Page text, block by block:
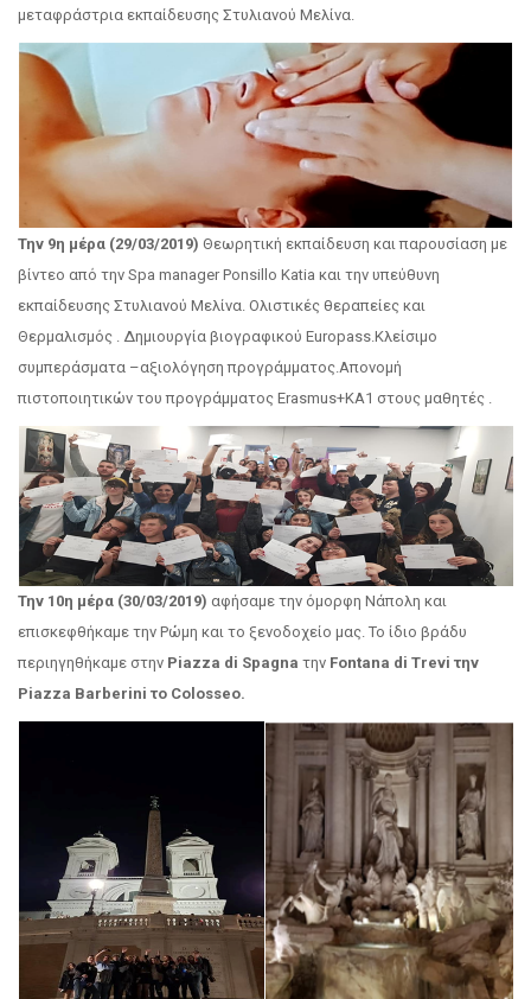
μεταφράστρια εκπαίδευσης Στυλιανού Μελίνα.
Την 9η μέρα (29/03/2019) Θεωρητική εκπαίδευση και παρουσίαση με
βίντεο από την Spa manager Ponsillo Katia και την υπεύθυνη
εκπαίδευσης Στυλιανού Μελίνα. Ολιστικές θεραπείες και
Θερμαλισμός . Δημιουργία βιογραφικού Europass.Κλείσιμο
συμπεράσματα –αξιολόγηση προγράμματος.Απονομή
πιστοποιητικών του προγράμματος Erasmus+KA1 στους μαθητές .
Την 10η μέρα (30/03/2019) αφήσαμε την όμορφη Νάπολη και
επισκεφθήκαμε την Ρώμη και το ξενοδοχείο μας. Το ίδιο βράδυ
περιηγηθήκαμε στην Piazza di Spagna την Fontana di Trevi την
Piazza Barberini το Colosseo.